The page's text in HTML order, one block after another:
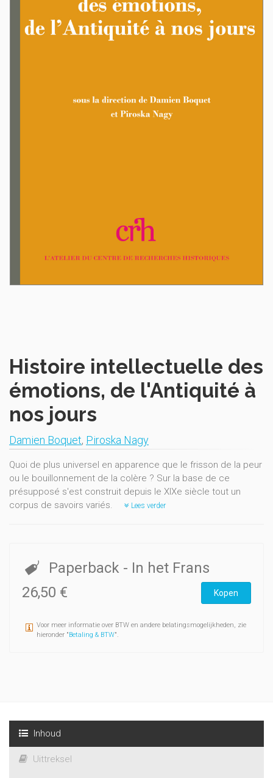
Histoire intellectuelle des
émotions, de l'Antiquité à
nos jours
Damien Boquet, Piroska Nagy
Quoi de plus universel en apparence que le frisson de la peur
ou le bouillonnement de la colère ? Sur la base de ce
présupposé s'est construit depuis le XIXe siècle tout un
corpus de savoirs variés.
Lees verder
Paperback - In het Frans
26,50 €
Kopen
Voor meer informatie over BTW en andere belatingsmogelijkheden, zie
hieronder "Betaling & BTW".
Inhoud
Uittreksel